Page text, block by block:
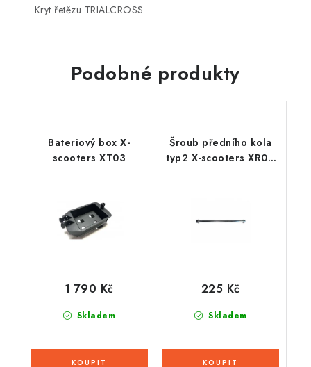
Kryt řetězu TRIALCROSS
Podobné produkty
Bateriový box X-
scooters XT03
Skladem
1 790 Kč
Šroub předního kola
typ2 X-scooters XR06
Skladem
225 Kč